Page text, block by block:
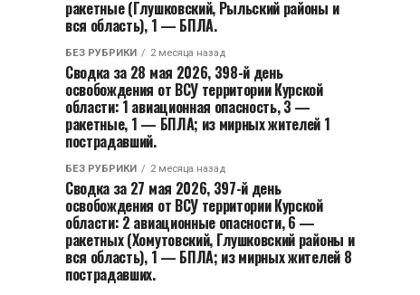
ракетные (Глушковский, Рыльский районы и
вся область), 1 — БПЛА.
БЕЗ РУБРИКИ 2 месяца назад
Сводка за 28 мая 2026, 398-й день
освобождения от ВСУ территории Курской
области: 1 авиационная опасность, 3 —
ракетные, 1 — БПЛА; из мирных жителей 1
пострадавший.
БЕЗ РУБРИКИ 2 месяца назад
Сводка за 27 мая 2026, 397-й день
освобождения от ВСУ территории Курской
области: 2 авиационные опасности, 6 —
ракетных (Хомутовский, Глушковский районы и
вся область), 1 — БПЛА; из мирных жителей 8
пострадавших.